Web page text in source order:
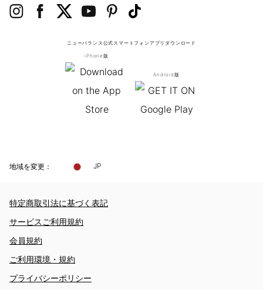
ニューバランス公式スマートフォンアプリ ダウンロード
iPhone版
Android版
地域を変更： JP
特定商取引法に基づく表記
サービスご利用規約
会員規約
ご利用環境・規約
プライバシーポリシー